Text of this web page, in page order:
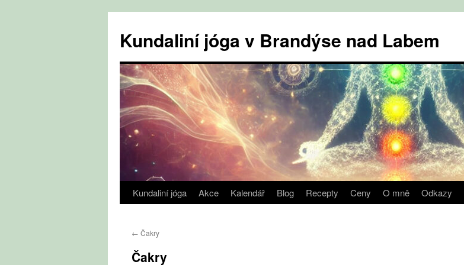
obsahu
webu
Kundaliní jóga v Brandýse nad Labem
Kundaliní jóga Akce Kalendář Blog Recepty Ceny O mně Odkazy
← Čakry
Čakry